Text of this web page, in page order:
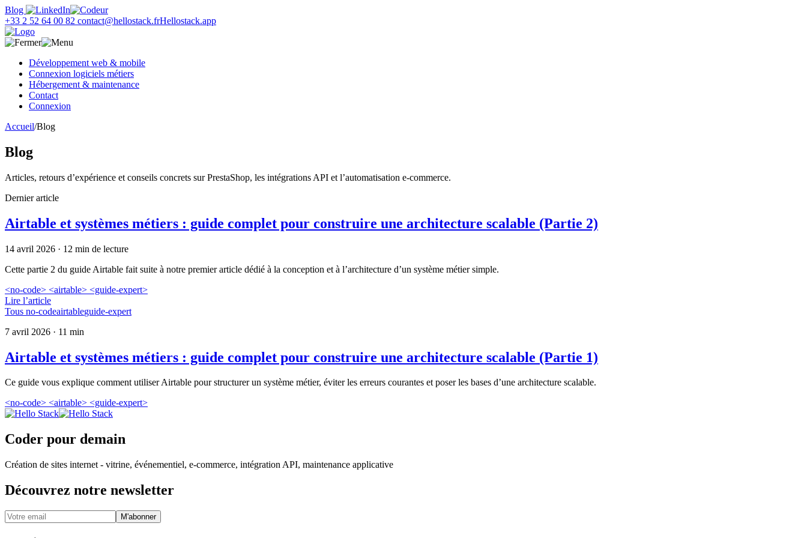
Panneau de gestion des cookies
Blog
+33 2 52 64 00 82 contact@hellostack.frHellostack.app
Développement web & mobile
Connexion logiciels métiers
Hébergement & maintenance
Contact
Connexion
Accueil/Blog
Blog
Articles, retours d’expérience et conseils concrets sur PrestaShop, les intégrations API et l’automatisation e-commerce.
Dernier article
Airtable et systèmes métiers : guide complet pour construire une architecture scalable (Partie 2)
14 avril 2026 · 12 min de lecture
Cette partie 2 du guide Airtable fait suite à notre premier article dédié à la conception et à l’architecture d’un système métier simple.
<no-code> <airtable> <guide-expert>
Lire l’article
Tous no-codeairtableguide-expert
7 avril 2026 · 11 min
Airtable et systèmes métiers : guide complet pour construire une architecture scalable (Partie 1)
Ce guide vous explique comment utiliser Airtable pour structurer un système métier, éviter les erreurs courantes et poser les bases d’une architecture scalable.
<no-code> <airtable> <guide-expert>
Coder pour demain
Création de sites internet - vitrine, événementiel, e-commerce, intégration API, maintenance applicative
Découvrez notre newsletter
M'abonner